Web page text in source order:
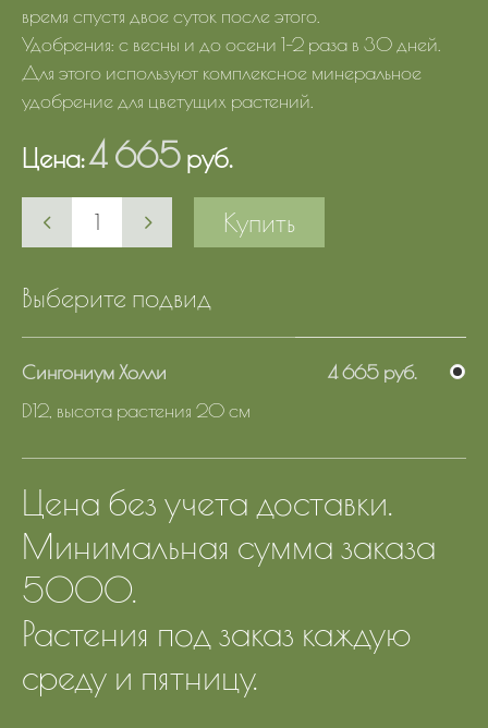
время спустя двое суток после этого.
Удобрения: с весны и до осени 1–2 раза в 30 дней.
Для этого используют комплексное минеральное
удобрение для цветущих растений.
Цена:4 665 руб.
Купить
Выберите подвид
Сингониум Холли
D12, высота растения 20 см
4 665 руб.
Цена без учета доставки.
Минимальная сумма заказа
5000.
Растения под заказ каждую
среду и пятницу.